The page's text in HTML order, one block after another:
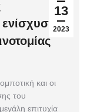
13
2023
και οι
του
επιτυχία